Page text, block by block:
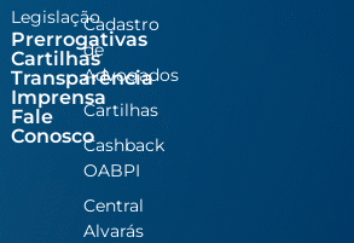
Legislação
Prerrogativas
Cartilhas
Transparência
Imprensa
Fale
Conosco
Cadastro
de
Advogados
Cartilhas
Cashback
OABPI
Central
Alvarás